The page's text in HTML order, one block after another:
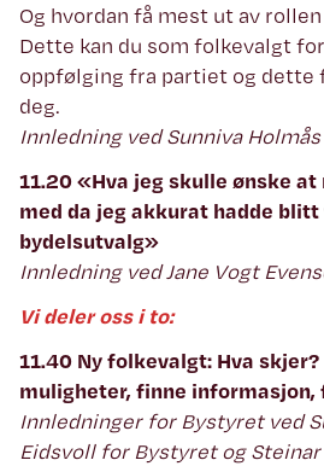
Og hvordan få mest ut av
Dette kan du som folkevalgt
oppfølging fra partiet og dette
deg.
Innledning ved Sunniva
11.20 «Hva jeg skulle ønske
med da jeg akkurat hadde
bydelsutvalg»
Innledning ved Jane Vogt
Vi deler oss i to:
11.40 Ny folkevalgt: Hva
muligheter, finne informasjon,
Innledninger for Bystyret ved
Eidsvoll for Bystyret og Steinar